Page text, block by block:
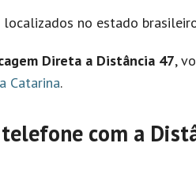
no estado
Direta a Distância 47,
Catarina.
com a